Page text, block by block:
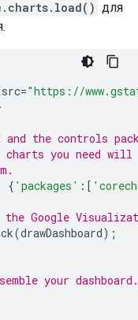
для
src="https://
the controls
you need will
{ 'packages' :[
Google
(drawDashboard);
your